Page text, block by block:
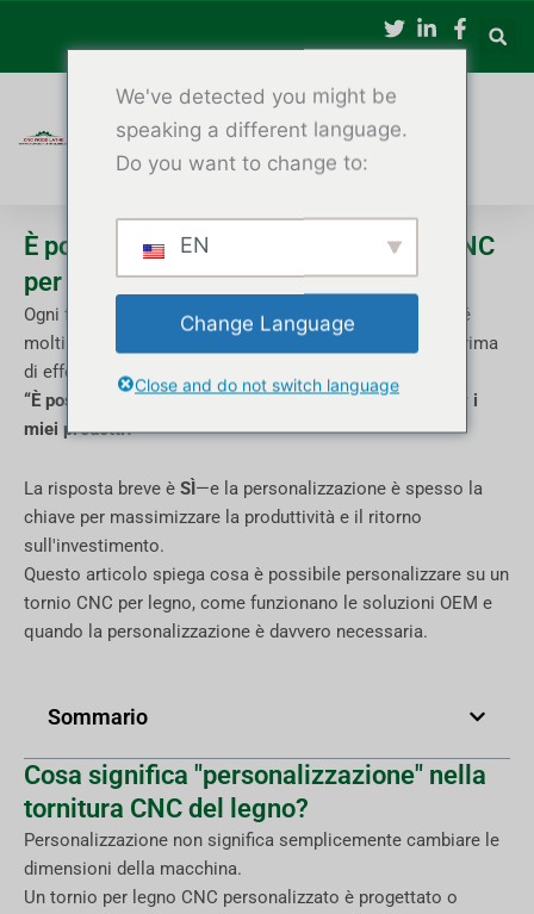
contenuto
È possibile personalizzare un tornio CNC
per legno?
Ogni falegnameria produce prodotti diversi. Ecco perché
molti acquirenti si pongono una domanda importante prima
di effettuare un ordine:
“È possibile personalizzare un tornio CNC per legno per i
miei prodotti?”
La risposta breve è SÌ—e la personalizzazione è spesso la
chiave per massimizzare la produttività e il ritorno
sull'investimento.
Questo articolo spiega cosa è possibile personalizzare su un
tornio CNC per legno, come funzionano le soluzioni OEM e
quando la personalizzazione è davvero necessaria.
Sommario
Cosa significa "personalizzazione" nella
tornitura CNC del legno?
Personalizzazione non significa semplicemente cambiare le
dimensioni della macchina.
Un tornio per legno CNC personalizzato è progettato o
We've detected you might be
speaking a different language.
Do you want to change to:
EN
Change Language
Close and do not switch language